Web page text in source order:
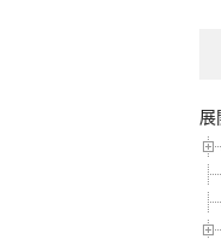
展